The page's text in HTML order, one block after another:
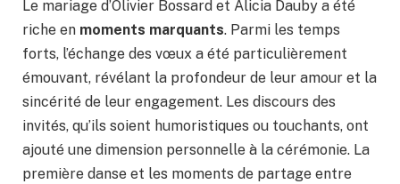
Le mariage d’Olivier Bossard et Alicia Dauby a été
riche en moments marquants. Parmi les temps
forts, l’échange des vœux a été particulièrement
émouvant, révélant la profondeur de leur amour et la
sincérité de leur engagement. Les discours des
invités, qu’ils soient humoristiques ou touchants, ont
ajouté une dimension personnelle à la cérémonie. La
première danse et les moments de partage entre